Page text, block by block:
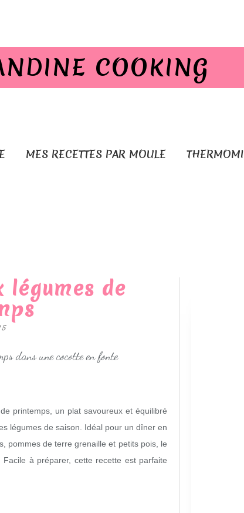
COOKING
MES RECETTES PAR MOULE
légumes de
printemps, un plat savoureux et équilibré
légumes de saison.
Idéal pour un dîner en
pommes de terre grenaille et petits pois, le
Facile à préparer, cette recette est parfaite